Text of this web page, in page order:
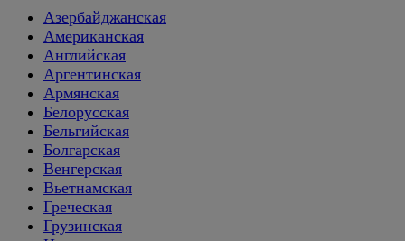
Азербайджанская
Американская
Английская
Аргентинская
Армянская
Белорусская
Бельгийская
Болгарская
Венгерская
Вьетнамская
Греческая
Грузинская